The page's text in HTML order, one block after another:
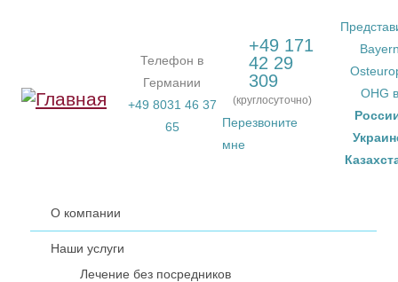
Телефон в
Германии
+49 8031 46 37
65
+49 171
42 29
309
(круглосуточно)
Перезвоните
мне
OHG в
О компании
Наши услуги
Лечение без посредников